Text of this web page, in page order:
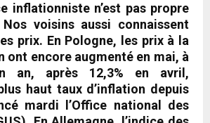
inflationniste n’est pas propre
Nos voisins aussi connaissent
prix. En Pologne, les prix à la
ont encore augmenté en mai, à
an, après 12,3% en avril,
haut taux d’inflation depuis
mardi l’Office national des